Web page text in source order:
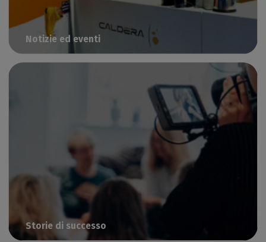
Notizie ed eventi
Storie di successo
Leggete i loro risultati con Caldera